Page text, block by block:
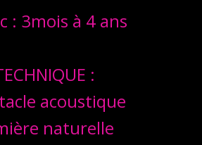
: 3mois à 4 ans
:
acoustique
naturelle